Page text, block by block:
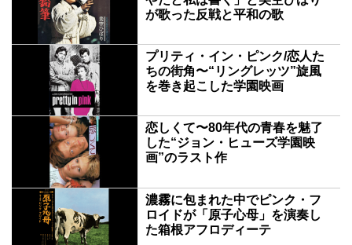
が歌った反戦と平和の歌
プリティ・イン・ピンク/恋人た
ちの街角〜“リングレッツ”旋風
を巻き起こした学園映画
恋しくて〜80年代の青春を魅了
した“ジョン・ヒューズ学園映
画”のラスト作
濃霧に包まれた中でピンク・フ
ロイドが「原子心母」を演奏し
た箱根アフロディーテ